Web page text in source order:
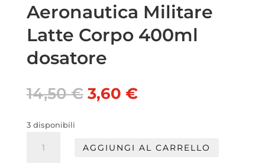
Aeronautica Militare
Latte Corpo 400ml
dosatore
14,50€ Il
prezzo
14,50 €.
3,60 €Il
3,60 €.
3 disponibili
Militare
AGGIUNGI AL CARRELLO